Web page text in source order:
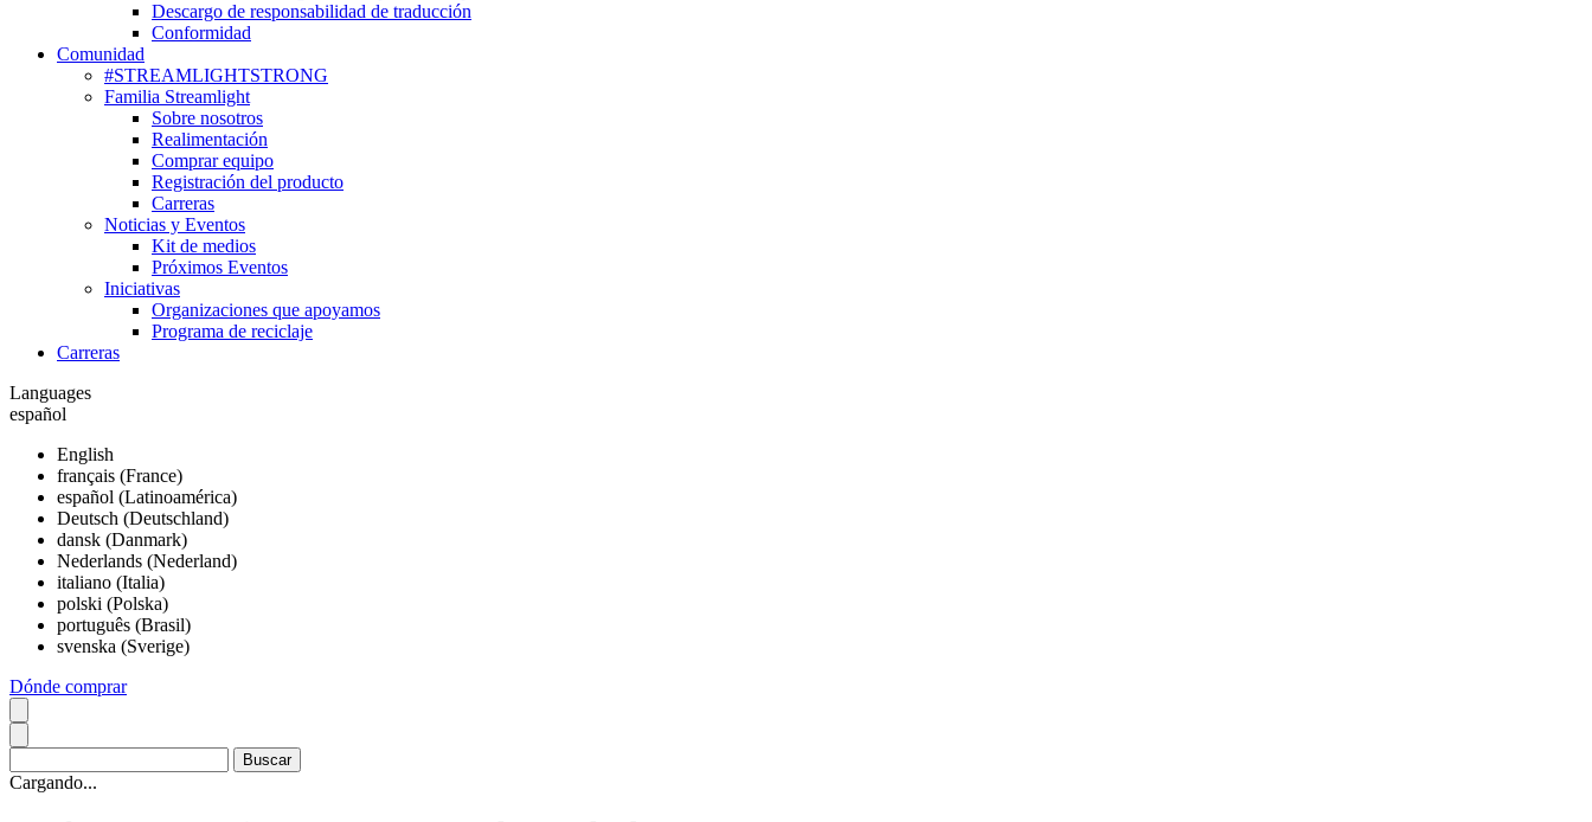
Descargo de responsabilidad de traducción
Conformidad
Comunidad
#STREAMLIGHTSTRONG
Familia Streamlight
Sobre nosotros
Realimentación
Comprar equipo
Registración del producto
Carreras
Noticias y Eventos
Kit de medios
Próximos Eventos
Iniciativas
Organizaciones que apoyamos
Programa de reciclaje
Carreras
Languages
español
English
français (France)
español (Latinoamérica)
Deutsch (Deutschland)
dansk (Danmark)
Nederlands (Nederland)
italiano (Italia)
polski (Polska)
português (Brasil)
svenska (Sverige)
Dónde comprar
Cargando...